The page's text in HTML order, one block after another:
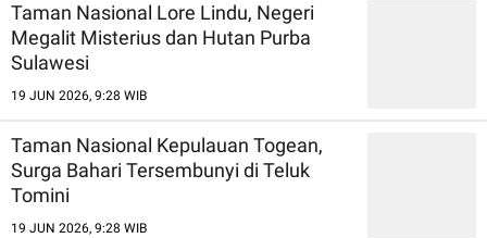
Taman Nasional Lore Lindu, Negeri
Megalit Misterius dan Hutan Purba
Sulawesi
19 JUN 2026, 9:28 WIB
Taman Nasional Kepulauan Togean,
Surga Bahari Tersembunyi di Teluk
Tomini
19 JUN 2026, 9:28 WIB